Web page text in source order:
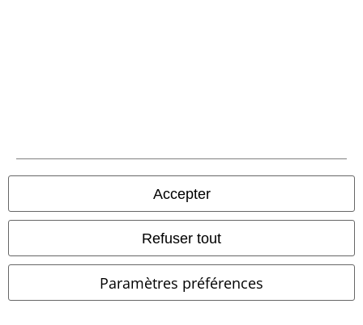
Accepter
Refuser tout
Paramètres préférences
Méthodes de paiement